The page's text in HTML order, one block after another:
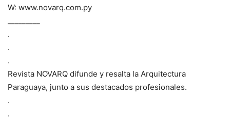
W: www.novarq.com.py
.
.
.
Revista NOVARQ difunde y resalta la Arquitectura
Paraguaya, junto a sus destacados profesionales.
.
.